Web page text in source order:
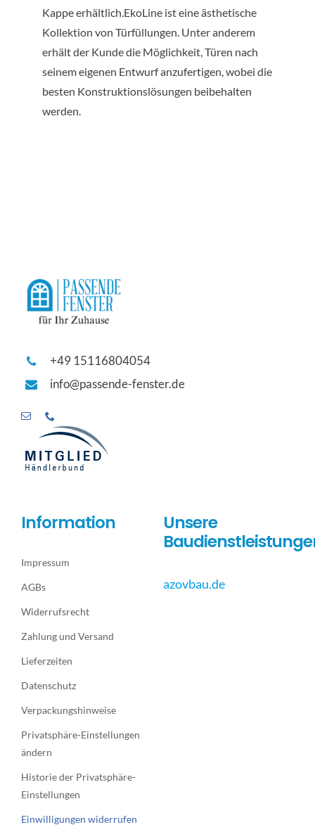
Kappe erhältlich.EkoLine ist eine ästhetische
Kollektion von Türfüllungen. Unter anderem
erhält der Kunde die Möglichkeit, Türen nach
seinem eigenen Entwurf anzufertigen, wobei die
besten Konstruktionslösungen beibehalten
werden.
+49 15116804054
info@passende-fenster.de
Information
Impressum
AGBs
Widerrufsrecht
Zahlung und Versand
Lieferzeiten
Datenschutz
Verpackungshinweise
Privatsphäre-Einstellungen
ändern
Historie der Privatsphäre-
Einstellungen
Einwilligungen widerrufen
Unsere
azovbau.de